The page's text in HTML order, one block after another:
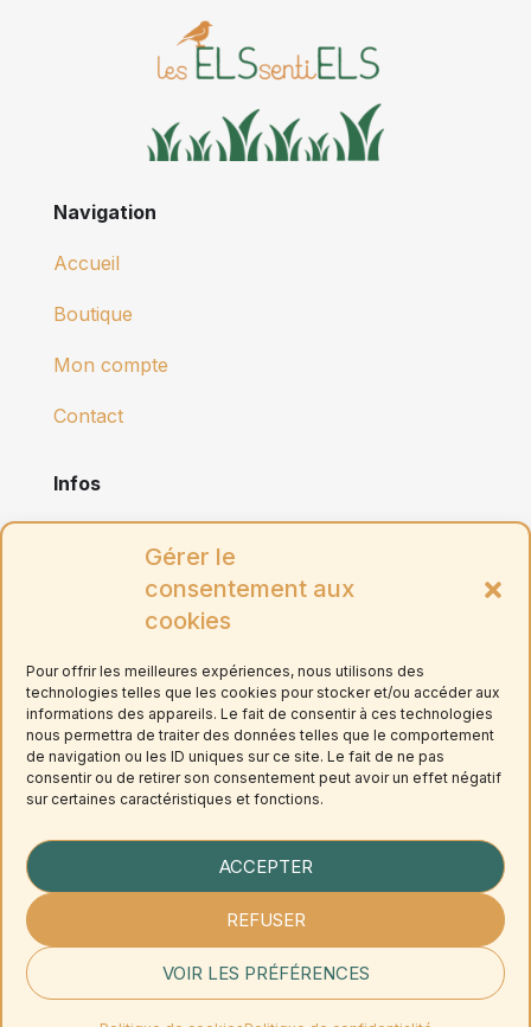
Gérer le
consentement aux
cookies
Pour offrir les meilleures expériences, nous utilisons des
technologies telles que les cookies pour stocker et/ou accéder aux
informations des appareils. Le fait de consentir à ces technologies
nous permettra de traiter des données telles que le comportement
de navigation ou les ID uniques sur ce site. Le fait de ne pas
consentir ou de retirer son consentement peut avoir un effet négatif
sur certaines caractéristiques et fonctions.
ACCEPTER
REFUSER
VOIR LES PRÉFÉRENCES
Navigation
Accueil
Boutique
Mon compte
Contact
Infos
Politique de confidentialité
Politique de cookies (UE)
Conditions générales de vente

Livraison en France métropolitaine
exclusivement
Copyright © 2025 Les ELSsentiELS ® – Une
création de Jeanne Raguet, accompagnement
parPG Concept – Agence Web & SEO à Auray